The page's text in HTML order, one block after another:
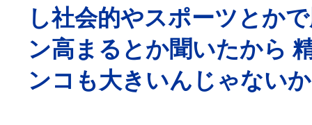
し社会的やスポーツとか
ン高まるとか聞いたから
ンコも大きいんじゃない